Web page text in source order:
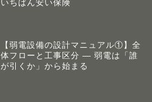
いちばん安い保険
【弱電設備の設計マニュアル①】全
体フローと工事区分 ― 弱電は「誰
が引くか」から始まる